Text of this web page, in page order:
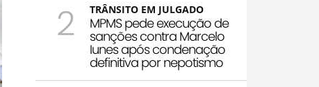
2 TRÂNSITO EM JULGADO
MPMS pede execução de
sanções contra Marcelo
Iunes após condenação
definitiva por nepotismo